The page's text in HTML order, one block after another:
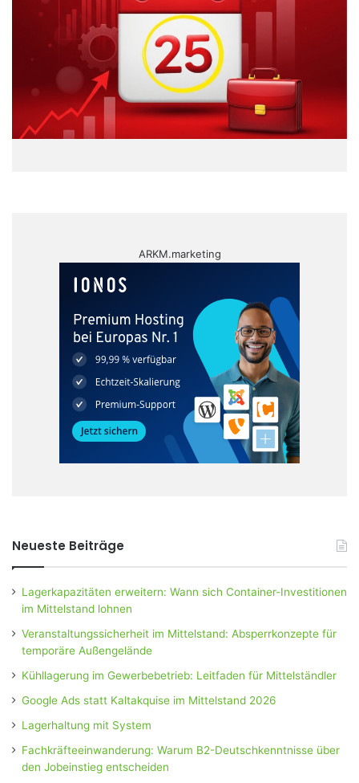
ARKM.marketing
Neueste Beiträge
Lagerkapazitäten erweitern: Wann sich Container-Investitionen
im Mittelstand lohnen
Veranstaltungssicherheit im Mittelstand: Absperrkonzepte für
temporäre Außengelände
Kühllagerung im Gewerbebetrieb: Leitfaden für Mittelständler
Google Ads statt Kaltakquise im Mittelstand 2026
Lagerhaltung mit System
Fachkräfteeinwanderung: Warum B2-Deutschkenntnisse über
den Jobeinstieg entscheiden